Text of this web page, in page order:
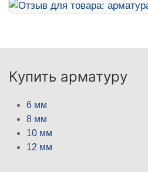
Купить арматуру
6 мм
8 мм
10 мм
12 мм